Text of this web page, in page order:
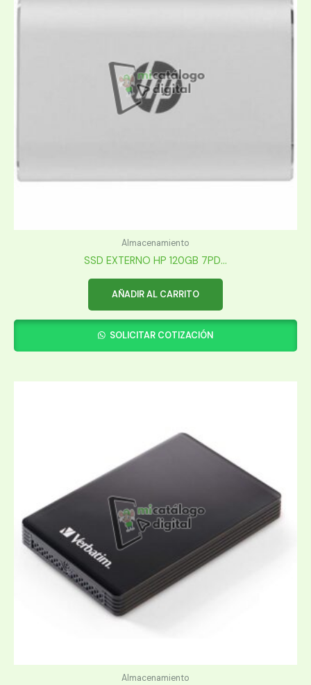
Almacenamiento
SSD EXTERNO HP 120GB 7PD...
AÑADIR AL CARRITO
SOLICITAR COTIZACIÓN
Almacenamiento